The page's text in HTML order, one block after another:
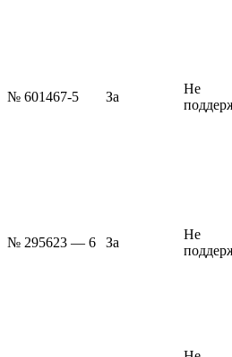
№ 601467-5 За
Не
№ 295623 — 6 За
Не